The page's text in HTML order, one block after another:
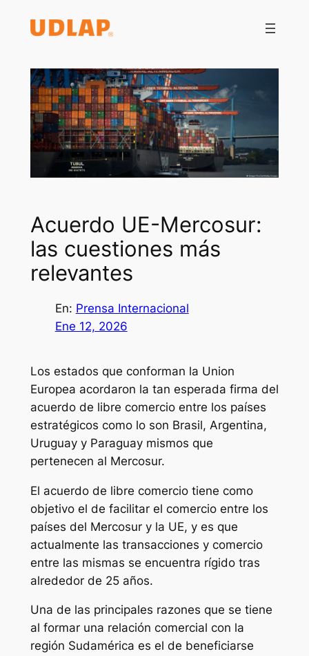
Acuerdo UE-Mercosur:
las cuestiones más
relevantes
En: Prensa Internacional
Ene 12, 2026
Los estados que conforman la Union
Europea acordaron la tan esperada firma del
acuerdo de libre comercio entre los países
estratégicos como lo son Brasil, Argentina,
Uruguay y Paraguay mismos que
pertenecen al Mercosur.
El acuerdo de libre comercio tiene como
objetivo el de facilitar el comercio entre los
países del Mercosur y la UE, y es que
actualmente las transacciones y comercio
entre las mismas se encuentra rígido tras
alrededor de 25 años.
Una de las principales razones que se tiene
al formar una relación comercial con la
región Sudamérica es el de beneficiarse